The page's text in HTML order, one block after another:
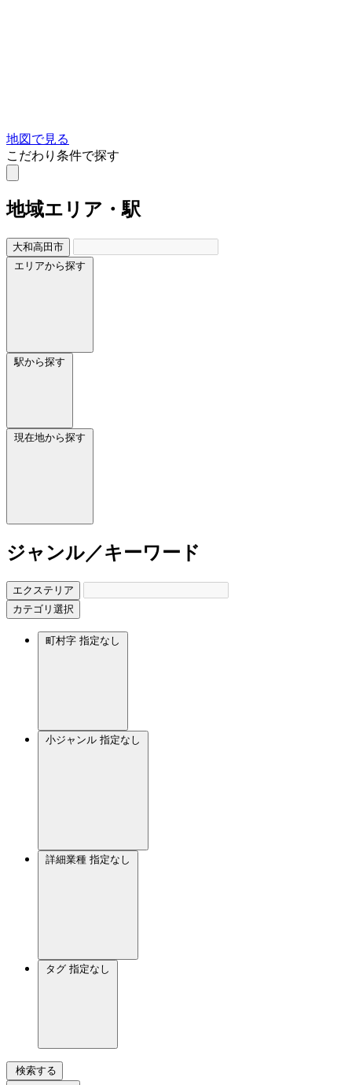
地図で見る
こだわり条件で探す
地域エリア・駅
大和高田市
エリアから探す
駅から探す
現在地から探す
ジャンル／キーワード
エクステリア
カテゴリ選択
町村字 指定なし
小ジャンル 指定なし
詳細業種 指定なし
タグ 指定なし
検索する